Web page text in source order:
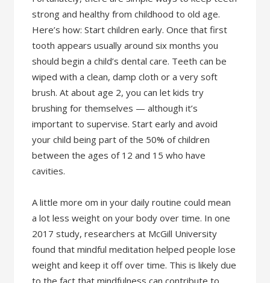
strong and healthy from childhood to old age.
Here’s how: Start children early. Once that first
tooth appears usually around six months you
should begin a child’s dental care. Teeth can be
wiped with a clean, damp cloth or a very soft
brush. At about age 2, you can let kids try
brushing for themselves — although it’s
important to supervise. Start early and avoid
your child being part of the 50% of children
between the ages of 12 and 15 who have
cavities.
A little more om in your daily routine could mean
a lot less weight on your body over time. In one
2017 study, researchers at McGill University
found that mindful meditation helped people lose
weight and keep it off over time. This is likely due
to the fact that mindfulness can contribute to